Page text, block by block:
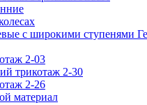
c широкими ступенями
2-03
трикотаж 2-30
2-26
материал